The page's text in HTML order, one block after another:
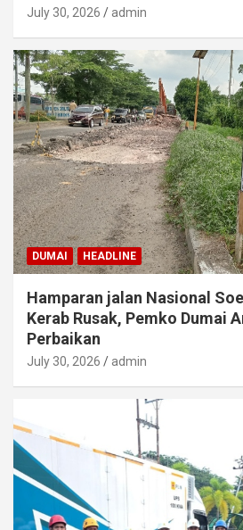
July 30, 2026 admin
DUMAI HEADLINE
Hamparan jalan Nasional
Kerab Rusak, Pemko Dumai
Perbaikan
July 30, 2026 admin